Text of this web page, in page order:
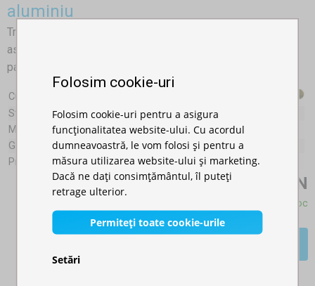
aluminiu
Transportabilitate, depozitare ușoară, greutate redusă și
aspect estetic. Acestea sunt principalele avantaje ale
pavilionului de grădină de 3x4,5m cu structură din aluminiu.
Culori:
Structură:
Aluminiu
Mărimea elementului de susţinere:
30x30mm
Greutatea totală (fără pereţi laterali): 21,3kg
Prelată acoperiş:
Oxford 800D (340g/m²)
2.267,00 RON
Disponibil în stoc
Folosim cookie-uri
Folosim cookie-uri pentru a asigura
funcționalitatea website-ului. Cu acordul
dumneavoastră, le vom folosi și pentru a
măsura utilizarea website-ului și marketing.
Dacă ne dați consimțământul, îl puteți
retrage ulterior.
Permiteți toate cookie-urile
Setări